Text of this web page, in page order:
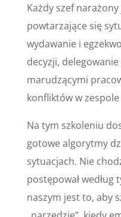
Każdy szef
powtarzające się
wydawanie i
decyzji,
marudzącymi
konfliktów w
Na tym szkoleniu
gotowe algorytmy
sytuacjach. Nie
postępował
naszym jest to, aby